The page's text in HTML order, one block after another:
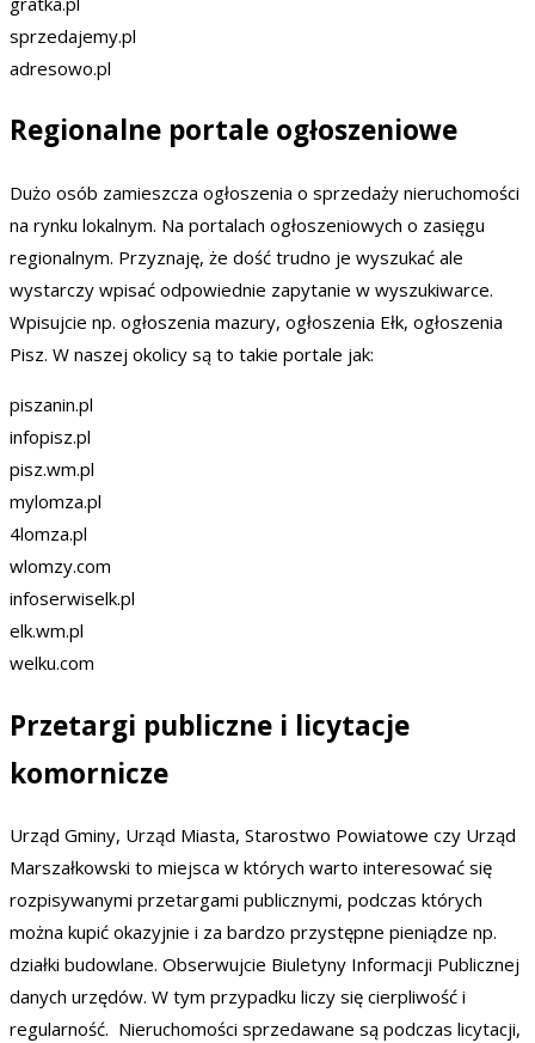
sprzedajemy.pl
adresowo.pl
Regionalne portale ogłoszeniowe
Dużo osób zamieszcza ogłoszenia o sprzedaży nieruchomości
na rynku lokalnym. Na portalach ogłoszeniowych o zasięgu
regionalnym. Przyznaję, że dość trudno je wyszukać ale
wystarczy wpisać odpowiednie zapytanie w wyszukiwarce.
Wpisujcie np. ogłoszenia mazury, ogłoszenia Ełk, ogłoszenia
Pisz. W naszej okolicy są to takie portale jak:
piszanin.pl
infopisz.pl
pisz.wm.pl
mylomza.pl
4lomza.pl
wlomzy.com
infoserwiselk.pl
elk.wm.pl
welku.com
Przetargi publiczne i licytacje
komornicze
Urząd Gminy, Urząd Miasta, Starostwo Powiatowe czy Urząd
Marszałkowski to miejsca w których warto interesować się
rozpisywanymi przetargami publicznymi, podczas których
można kupić okazyjnie i za bardzo przystępne pieniądze np.
działki budowlane. Obserwujcie Biuletyny Informacji Publicznej
danych urzędów. W tym przypadku liczy się cierpliwość i
regularność. Nieruchomości sprzedawane są podczas licytacji,